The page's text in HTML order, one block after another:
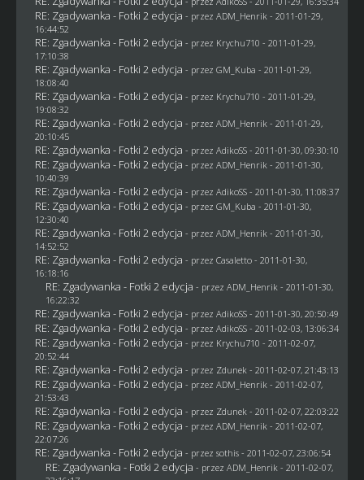
RE: Zgadywanka - Fotki 2 edycja - przez ADM_Henrik- 2011-01-29,
16:44:52
RE: Zgadywanka - Fotki 2 edycja - przez Krychu710 - 2011-01-29,
17:10:38
RE: Zgadywanka - Fotki 2 edycja - przez GM_Kuba - 2011-01-29,
18:08:40
RE: Zgadywanka - Fotki 2 edycja - przez Krychu710 - 2011-01-29,
19:08:32
RE: Zgadywanka - Fotki 2 edycja - przez ADM_Henrik- 2011-01-29,
20:10:45
RE: Zgadywanka - Fotki 2 edycja - przez AdikoSS - 2011-01-30, 09:30:10
RE: Zgadywanka - Fotki 2 edycja - przez ADM_Henrik- 2011-01-30,
10:40:39
RE: Zgadywanka - Fotki 2 edycja - przez AdikoSS - 2011-01-30, 11:08:37
RE: Zgadywanka - Fotki 2 edycja - przez GM_Kuba - 2011-01-30,
12:30:40
RE: Zgadywanka - Fotki 2 edycja - przez ADM_Henrik- 2011-01-30,
14:52:52
RE: Zgadywanka - Fotki 2 edycja - przez Casaletto- 2011-01-30,
16:18:16
RE: Zgadywanka - Fotki 2 edycja - przez ADM_Henrik- 2011-01-30,
16:22:32
RE: Zgadywanka - Fotki 2 edycja - przez AdikoSS - 2011-01-30, 20:50:49
RE: Zgadywanka - Fotki 2 edycja - przez AdikoSS - 2011-02-03, 13:06:34
RE: Zgadywanka - Fotki 2 edycja - przez Krychu710 - 2011-02-07,
20:52:44
RE: Zgadywanka - Fotki 2 edycja - przez Zdunek- 2011-02-07, 21:43:13
RE: Zgadywanka - Fotki 2 edycja - przez ADM_Henrik- 2011-02-07,
21:53:43
RE: Zgadywanka - Fotki 2 edycja - przez Zdunek- 2011-02-07, 22:03:22
RE: Zgadywanka - Fotki 2 edycja - przez ADM_Henrik- 2011-02-07,
22:07:26
RE: Zgadywanka - Fotki 2 edycja - przez sothis- 2011-02-07, 23:06:54
RE: Zgadywanka - Fotki 2 edycja - przez ADM_Henrik- 2011-02-07,